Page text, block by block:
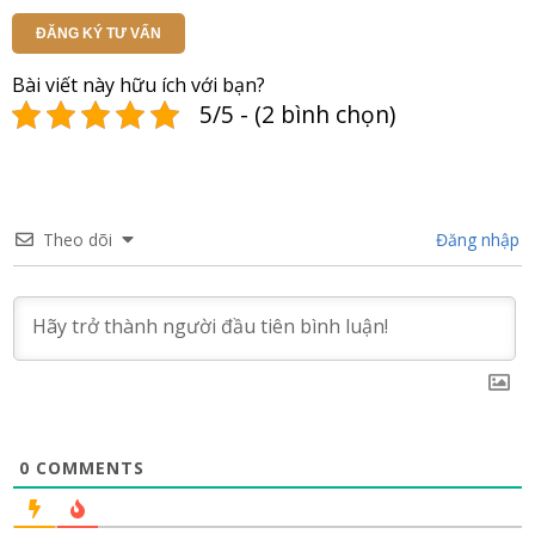
ĐĂNG KÝ TƯ VẤN
Bài viết này hữu ích với bạn?
5/5 - (2 bình chọn)
Theo dõi Đăng nhập
0 COMMENTS